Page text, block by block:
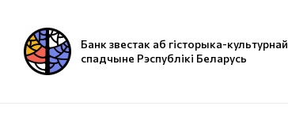
Банк звестак аб гісторыка-культурнай
спадчыне Рэспублікі Беларусь